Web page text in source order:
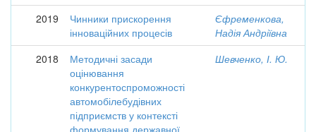
2019
Чинники прискорення
інноваційних процесів
Єфременкова,
Надія Андріївна
2018
Методичні засади
оцінювання
конкурентоспроможності
автомобілебудівних
підприємств у контексті
формування державної
Шевченко, І. Ю.